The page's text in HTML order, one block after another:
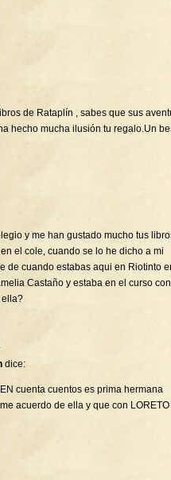
de Rataplín , sabes que sus
hecho mucha ilusión tu regalo.Un
y me han gustado mucho tus
el cole, cuando se lo he dicho a mi
de cuando estabas aqui en Riotinto
Castaño y estaba en el curso con
ella?
dice:
cuenta cuentos es prima hermana
acuerdo de ella y que con LORETO